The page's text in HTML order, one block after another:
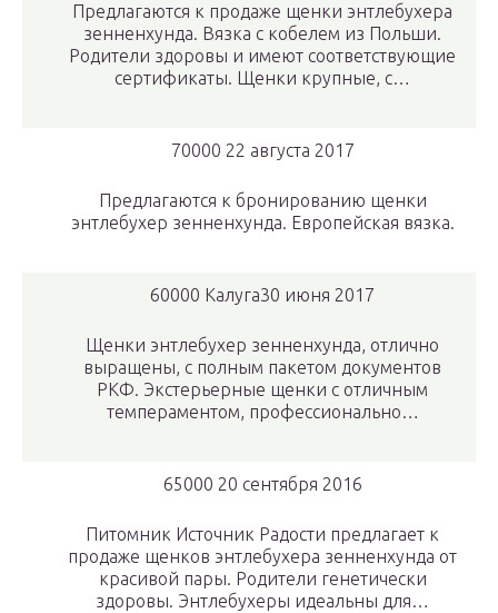
Предлагаются к продаже щенки энтлебухера
зенненхунда. Вязка с кобелем из Польши.
Родители здоровы и имеют соответствующие
сертификаты. Щенки крупные, с…
70000 22 августа 2017
Предлагаются к бронированию щенки
энтлебухер зенненхунда. Европейская вязка.
60000 Калуга30 июня 2017
Щенки энтлебухер зенненхунда, отлично
выращены, с полным пакетом документов
РКФ. Экстерьерные щенки с отличным
темпераментом, профессионально…
65000 20 сентября 2016
Питомник Источник Радости предлагает к
продаже щенков энтлебухера зенненхунда от
красивой пары. Родители генетически
здоровы. Энтлебухеры идеальны для…